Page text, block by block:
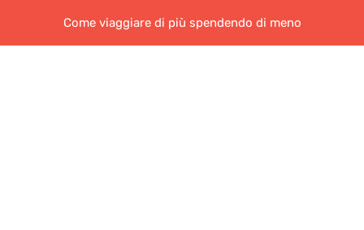
Come viaggiare di più spendendo di meno